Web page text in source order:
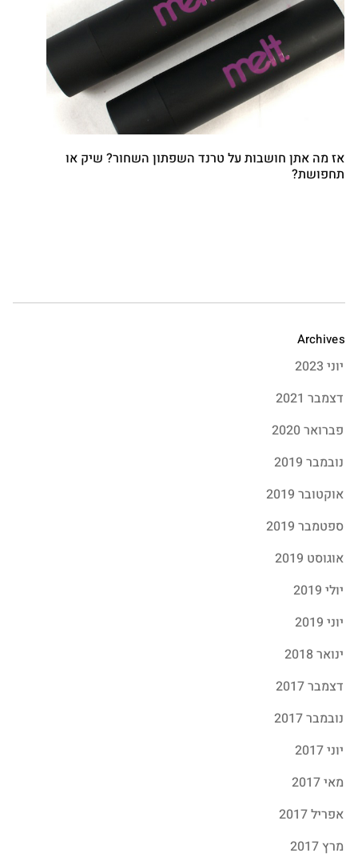
אז מה אתן חושבות על טרנד השפתון השחור? שיק או
תחפושת?
Archives
יוני 2023
דצמבר 2021
פברואר 2020
נובמבר 2019
אוקטובר 2019
ספטמבר 2019
אוגוסט 2019
יולי 2019
יוני 2019
ינואר 2018
דצמבר 2017
נובמבר 2017
יוני 2017
מאי 2017
אפריל 2017
מרץ 2017